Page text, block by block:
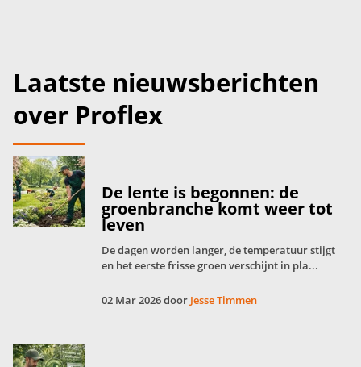
Laatste nieuwsberichten
over Proflex
De lente is begonnen: de
groenbranche komt weer tot
leven
De dagen worden langer, de temperatuur stijgt
en het eerste frisse groen verschijnt in pla...
02 Mar 2026 door Jesse Timmen